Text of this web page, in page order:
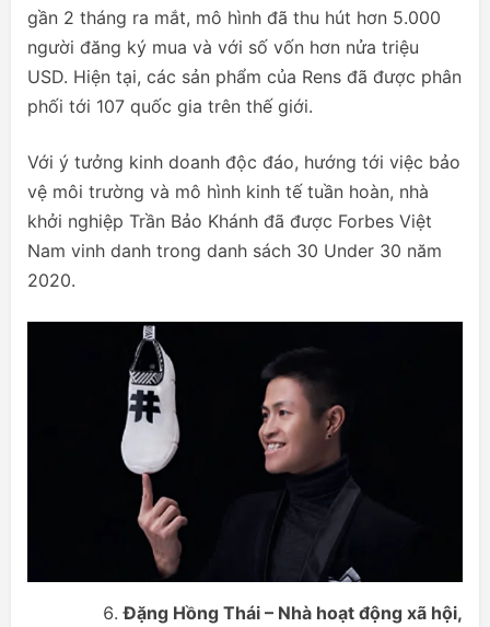
gần 2 tháng ra mắt, mô hình đã thu hút hơn 5.000
người đăng ký mua và với số vốn hơn nửa triệu
USD. Hiện tại, các sản phẩm của Rens đã được phân
phối tới 107 quốc gia trên thế giới.
Với ý tưởng kinh doanh độc đáo, hướng tới việc bảo
vệ môi trường và mô hình kinh tế tuần hoàn, nhà
khởi nghiệp Trần Bảo Khánh đã được Forbes Việt
Nam vinh danh trong danh sách 30 Under 30 năm
2020.
Đặng Hồng Thái – Nhà hoạt động xã hội,